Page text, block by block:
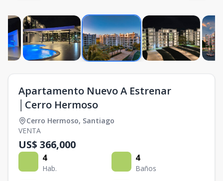
Apartamento Nuevo A Estrenar
│Cerro Hermoso
Cerro Hermoso, Santiago
VENTA
US$ 366,000
4
Hab.
4
Baños